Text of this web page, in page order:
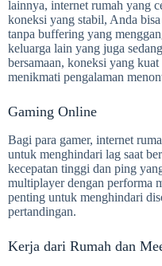
lainnya, internet rumah yang
koneksi yang stabil, Anda
tanpa buffering yang
keluarga lain yang juga
bersamaan, koneksi yang
menikmati pengalaman
Gaming Online
Bagi para gamer, internet
untuk menghindari lag saat
kecepatan tinggi dan ping
multiplayer dengan performa
penting untuk menghindari
pertandingan.
Kerja dari Rumah dan